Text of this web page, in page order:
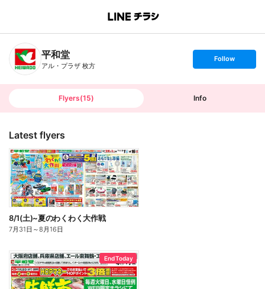
B
n
T
平和堂
アル・プラザ 枚方
s
t
o
Follow
Flyers(15) Info
Latest flyers
8/1(土)~夏のわくわく大作戦
7月31日 ～8月16日
End Today